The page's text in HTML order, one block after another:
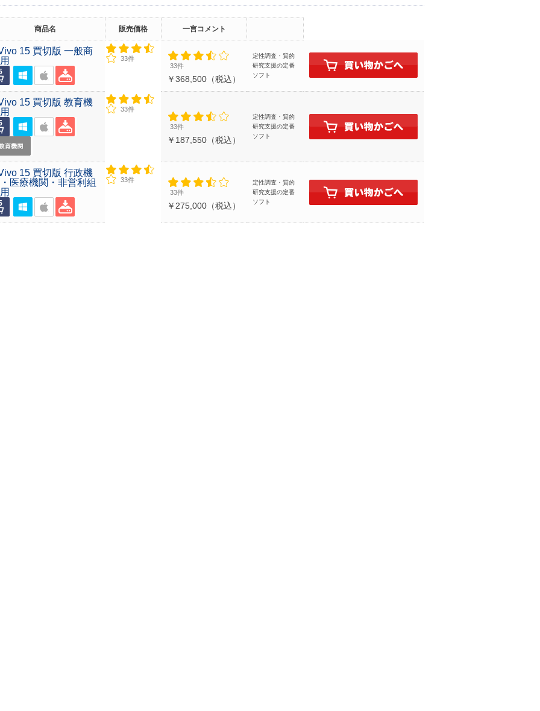
商品名 販売価格 一言コメント
15 買切版 一般商
33件
33件
￥368,500（税込）
定性調査・質的
研究支援の定番
ソフト
15 買切版 教育機
33件
33件
￥187,550（税込）
定性調査・質的
研究支援の定番
ソフト
15 買切版 行政機
医療機関・非営利組
33件
33件
￥275,000（税込）
定性調査・質的
研究支援の定番
ソフト